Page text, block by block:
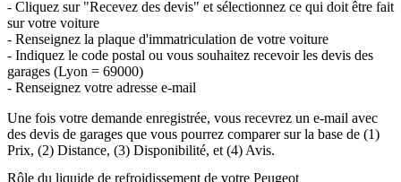
- Cliquez sur "Recevez des devis" et sélectionnez ce qui doit être fait
sur votre voiture
- Renseignez la plaque d'immatriculation de votre voiture
- Indiquez le code postal ou vous souhaitez recevoir les devis des
garages (Lyon = 69000)
- Renseignez votre adresse e-mail
Une fois votre demande enregistrée, vous recevrez un e-mail avec
des devis de garages que vous pourrez comparer sur la base de (1)
Prix, (2) Distance, (3) Disponibilité, et (4) Avis.
Rôle du liquide de refroidissement de votre Peugeot